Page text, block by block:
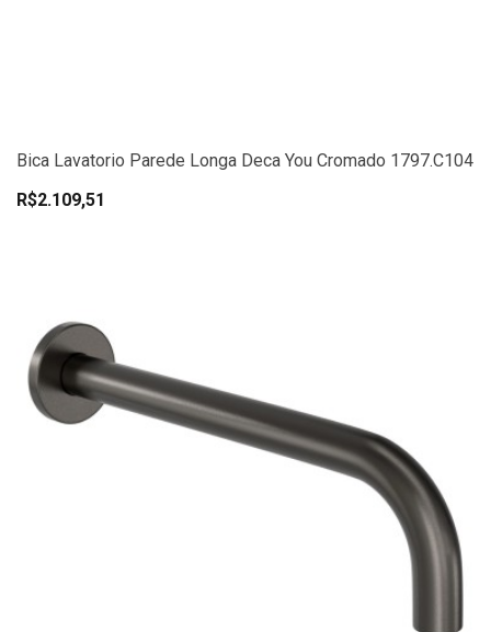
Bica Lavatorio Parede Longa Deca You Cromado 1797.C104
R$2.109,51